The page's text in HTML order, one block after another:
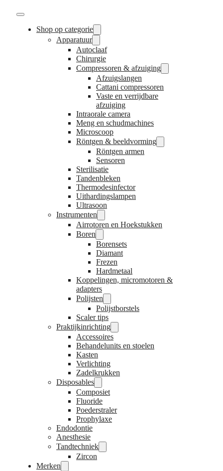
Shop op categorie
Apparatuur
Autoclaaf
Chirurgie
Compressoren & afzuiging
Afzuigslangen
Cattani compressoren
Vaste en verrijdbare
afzuiging
Intraorale camera
Meng en schudmachines
Microscoop
Röntgen & beeldvorming
Röntgen armen
Sensoren
Sterilisatie
Tandenbleken
Thermodesinfector
Uithardingslampen
Ultrasoon
Instrumenten
Airrotoren en Hoekstukken
Boren
Borensets
Diamant
Frezen
Hardmetaal
Koppelingen, micromotoren &
adapters
Polijsten
Polijstborstels
Scaler tips
Praktijkinrichting
Accessoires
Behandelunits en stoelen
Kasten
Verlichting
Zadelkrukken
Disposables
Composiet
Fluoride
Poederstraler
Prophylaxe
Endodontie
Anesthesie
Tandtechniek
Zircon
Merken